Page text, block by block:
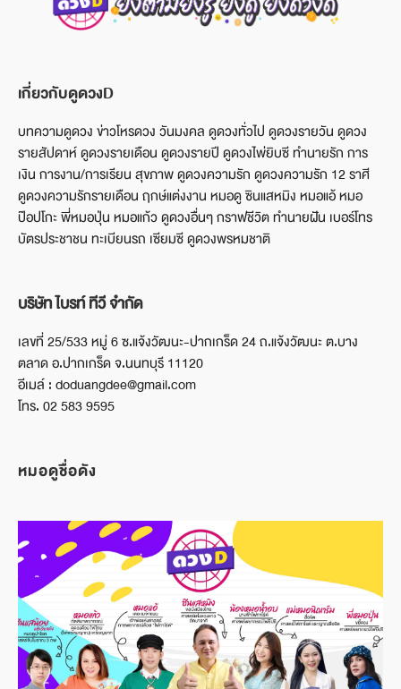
เกี่ยวกับดูดวงD
บทความดูดวง ข่าวโหรดวง วันมงคล ดูดวงทั่วไป ดูดวงรายวัน ดูดวง
รายสัปดาห์ ดูดวงรายเดือน ดูดวงรายปี ดูดวงไพ่ยิบซี ทำนายรัก การ
เงิน การงาน/การเรียน สุขภาพ ดูดวงความรัก ดูดวงความรัก 12 ราศี
ดูดวงความรักรายเดือน ฤกษ์แต่งงาน หมอดู ซินแสหมิง หมอแอ้ หมอ
ป๊อปโกะ พี่หมอปุ่น หมอแก้ว ดูดวงอื่นๆ กราฟชีวิต ทำนายฝัน เบอร์โทร
บัตรประชาชน ทะเบียนรถ เซียมซี ดูดวงพรหมชาติ
บริษัท ไบรท์ ทีวี จำกัด
เลขที่ 25/533 หมู่ 6 ซ.แจ้งวัฒนะ-ปากเกร็ด 24 ถ.แจ้งวัฒนะ ต.บาง
ตลาด อ.ปากเกร็ด จ.นนทบุรี 11120
อีเมล์ : doduangdee@gmail.com
โทร. 02 583 9595
หมอดูชื่อดัง